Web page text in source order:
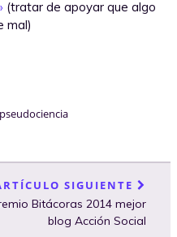
(tratar de apoyar que algo
mal)
pseudociencia
SIGUIENTE
Bitácoras 2014 mejor
blog Acción Social